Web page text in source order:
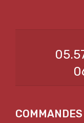
COMMANDES